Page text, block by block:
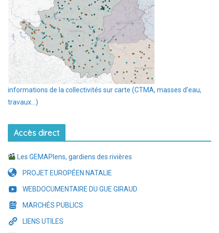
informations de la collectivités sur carte (CTMA, masses d’eau,
travaux…)
Accès direct
Les GEMAPIens, gardiens des rivières
PROJET EUROPÉEN NATALIE
WEBDOCUMENTAIRE DU GUE GIRAUD
MARCHÉS PUBLICS
LIENS UTILES